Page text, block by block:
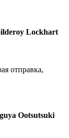
Lockhart
отправка,
Ootsutsuki